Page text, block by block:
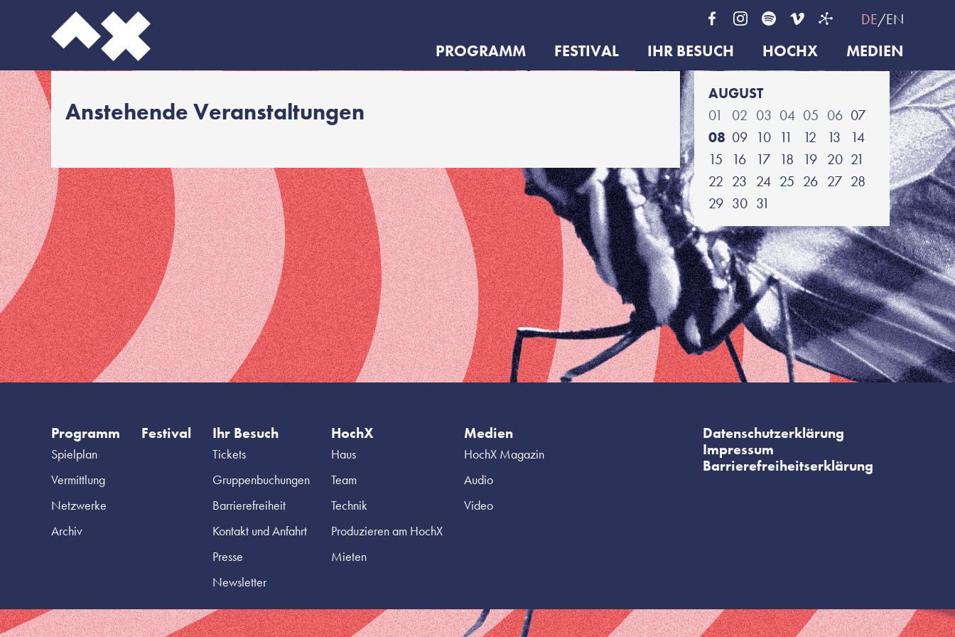
DE EN
PROGRAMM FESTIVAL IHR BESUCH HOCHX MEDIEN
Anstehende Veranstaltungen
AUGUST
01
02 03 04 05 06 07
08 09 10 11 12 13
14
15
16 17 18 19 20 21
22 23 24 25 26 27 28
29 30 31
Programm
Spielplan
Vermittlung
Netzwerke
Archiv
Festival Ihr Besuch
Tickets
Gruppenbuchungen
Barrierefreiheit
Kontakt und Anfahrt
Presse
Newsletter
HochX
Haus
Team
Technik
Produzieren am HochX
Mieten
Medien
HochX Magazin
Audio
Video
Datenschutzerklärung
Impressum
Barrierefreiheitserklärung